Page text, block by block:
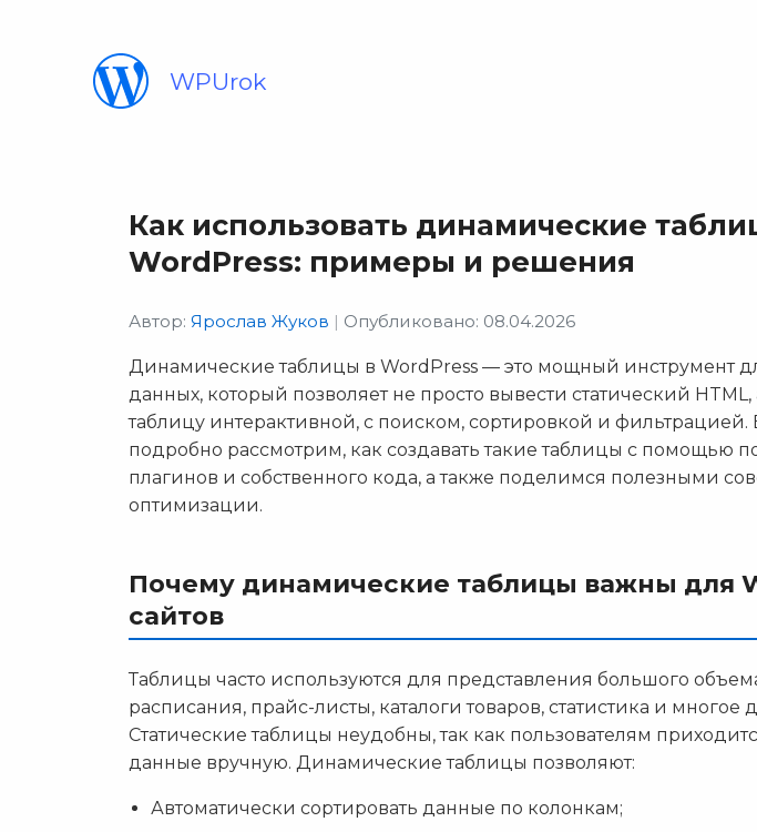
WPUrok
Как использовать динамические
WordPress: примеры и решения
Автор: Ярослав Жуков | Опубликовано: 08.04.2026
Динамические таблицы в WordPress — это мощный инструмент
данных, который позволяет не просто вывести статический HTML,
таблицу интерактивной, с поиском, сортировкой и фильтрацией.
подробно рассмотрим, как создавать такие таблицы с помощью
плагинов и собственного кода, а также поделимся полезными
оптимизации.
Почему динамические таблицы важны для
сайтов
Таблицы часто используются для представления большого
расписания, прайс-листы, каталоги товаров, статистика и многое
Статические таблицы неудобны, так как пользователям
данные вручную. Динамические таблицы позволяют:
Автоматически сортировать данные по колонкам;